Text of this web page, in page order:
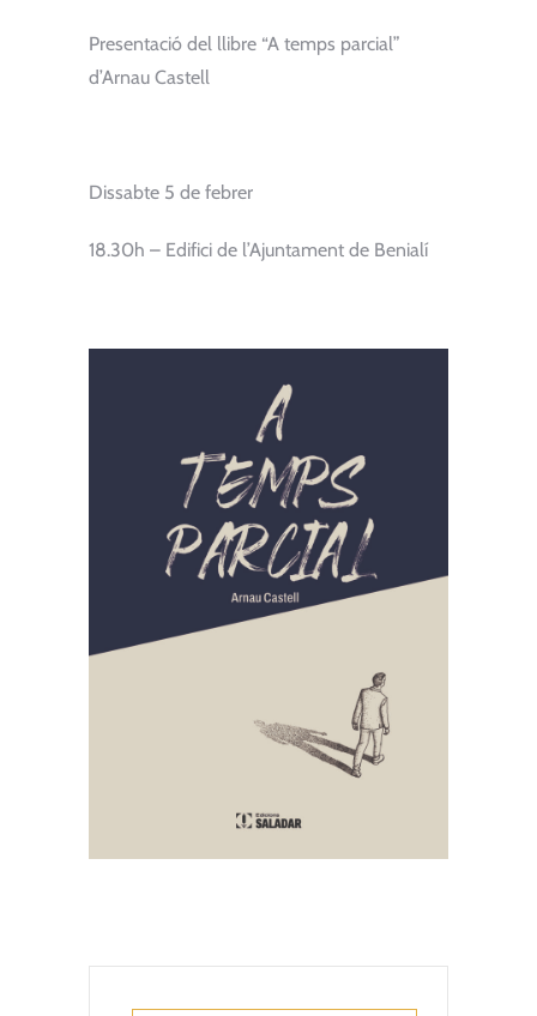
Presentació del llibre “A temps parcial”
d’Arnau Castell
Dissabte 5 de febrer
18.30h – Edifici de l’Ajuntament de Benialí